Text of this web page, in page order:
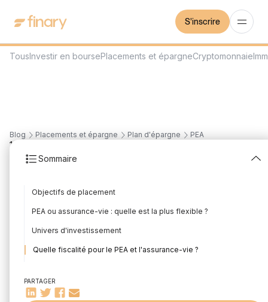
S'inscrire
Blog Placements et épargne Plan d'épargne PEA
Sommaire
Objectifs de placement
PEA ou assurance-vie : quelle est la plus flexible ?
Univers d'investissement
Quelle fiscalité pour le PEA et l'assurance-vie ?
Questions fréquentes
PARTAGER
12
que choisir ?
Édité par
TousInvestir en boursePlacements et épargneCryptomonnaie